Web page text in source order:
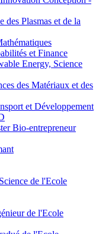
des Plasmas et de la
et Finance
Energy, Science
des Matériaux et des
et Développement
Bio-entrepreneur
de l'Ecole
de l'Ecole